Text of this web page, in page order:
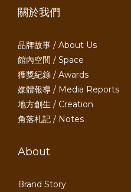
關於我們
品牌故事 / About Us
館內空間 / Space
獲獎紀錄 / Awards
媒體報導 / Media Reports
地方創生 / Creation
角落札記 / Notes
About
Brand Story